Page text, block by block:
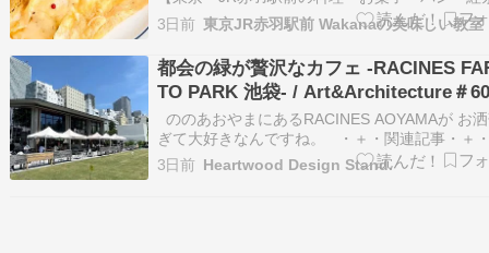
室】池袋9分、新宿14分、大宮15分、渋谷20分
京16分、浜松町24分好アクセス！ 【プライベ
ッスン専門】お菓子・料理・パン・紅茶のマン
マンレッスン♪親子やお友達と…
3日前
都会の緑が贅沢なカフェ -RACINES
TO PARK 池袋- / Art&Architecture＃
ののあおやまにあるRACINES AOYAMAが お
ぎて大好きなんですね。 ・＋・関連記事・＋
で、 RACINESって池袋にもあるんですけど こ
最近わたしの中で勝手に流行っている 〝パーク
3日前 Heartwood Design Stand.